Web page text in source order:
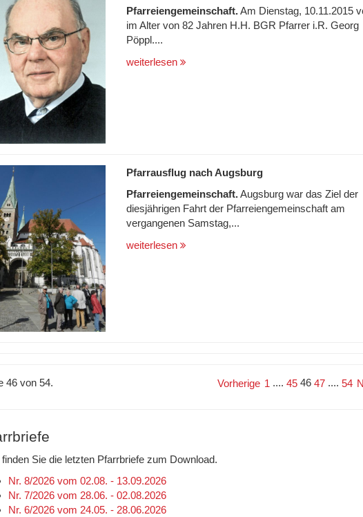
Pfarreiengemeinschaft.Am Dienstag, 10.11.2015
im Alter von 82 Jahren H.H. BGR Pfarrer i.R. Georg
Pöppl....
weiterlesen
Pfarrausflug nach Augsburg
Pfarreiengemeinschaft.Augsburg war das Ziel der
diesjährigen Fahrt der Pfarreiengemeinschaft am
vergangenen Samstag,...
weiterlesen
46 von 54. Vorherige 1 .... 45 46 47 .... 54
finden Sie die letzten Pfarrbriefe zum Download.
Nr. 8/2026 vom 02.08. - 13.09.2026
Nr. 7/2026 vom 28.06. - 02.08.2026
Nr. 6/2026 vom 24.05. - 28.06.2026